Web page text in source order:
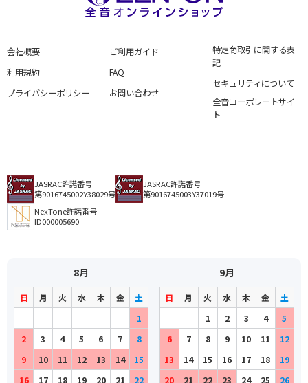
会社概要
利用規約
プライバシーポリシー
ご利用ガイド
FAQ
お問い合わせ
特定商取引に関する表
記
セキュリティについて
全音コーポレートサイ
ト
JASRAC許諾番号
第9016745002Y38029号
JASRAC許諾番号
第9016745003Y37019号
NexTone許諾番号
ID000005690
8月
日 月 火 水 木 金
土
1
2
3 4 5 6 7
8
9
10 11 12 13 14
15
16
17 18 19 20 21 22
9月
日 月 火 水 木 金
土
1
2 3 4
5
6
7 8 9 10 11
12
13
14 15 16 17 18
19
20
21 22 23 24 25 26